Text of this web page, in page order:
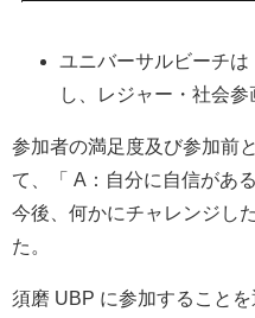
ユニバーサルビーチ
し、レジャー・社会参
参加者の満足度及び参加前
て、「 A：自分に自信があ
今後、何かにチャレンジし
た。
須磨 UBP に参加すること